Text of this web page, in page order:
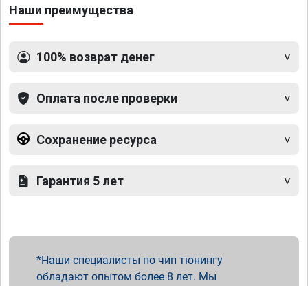
Наши преимущества
100% возврат денег
Оплата после проверки
Сохранение ресурса
Гарантия 5 лет
Наши специалисты по чип тюнингу
обладают опытом более 8 лет. Мы